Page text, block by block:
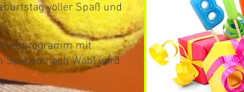
voller Spaß und
mit
Spielen nach Wahl wird